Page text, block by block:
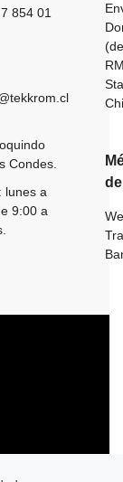
854 01
Condes.
lunes a
9:00 a